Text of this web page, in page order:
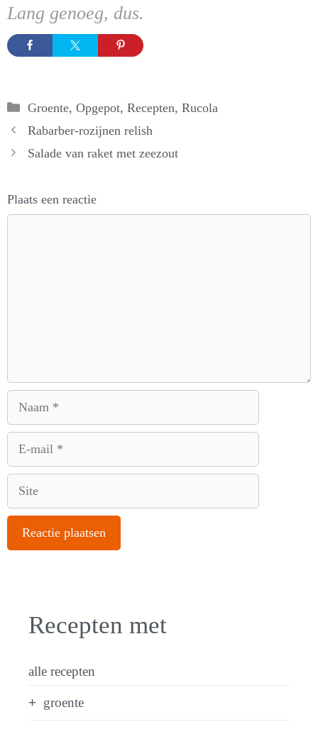
Lang genoeg, dus.
Categorieën
Groente, Opgepot, Recepten, Rucola
Rabarber-rozijnen relish
Salade van raket met zeezout
Plaats een reactie
Recepten met
alle recepten
groente